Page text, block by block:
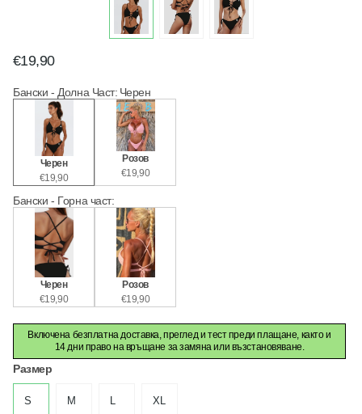
€19,90
Бански - Долна Част: Черен
Черен
€19,90
Розов
€19,90
Бански - Горна част:
Черен
€19,90
Розов
€19,90
Включена безплатна доставка, преглед и тест преди плащане, както и
14 дни право на връщане за замяна или възстановяване.
Размер
S M L XL